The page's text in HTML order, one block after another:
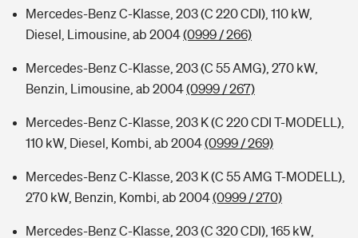
Mercedes-Benz C-Klasse, 203 (C 220 CDI), 110 kW,
Diesel, Limousine, ab 2004(0999 / 266)
Mercedes-Benz C-Klasse, 203 (C 55 AMG), 270 kW,
Benzin, Limousine, ab 2004(0999 / 267)
Mercedes-Benz C-Klasse, 203 K (C 220 CDI T-MODELL),
110 kW, Diesel, Kombi, ab 2004(0999 / 269)
Mercedes-Benz C-Klasse, 203 K (C 55 AMG T-MODELL),
270 kW, Benzin, Kombi, ab 2004(0999 / 270)
Mercedes-Benz C-Klasse, 203 (C 320 CDI), 165 kW,